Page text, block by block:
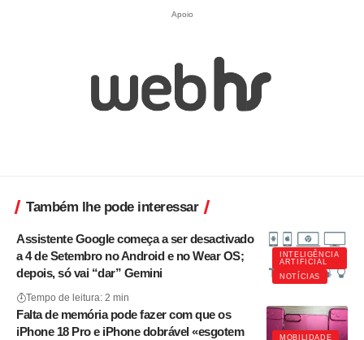
Apoio
Também lhe pode interessar
INTELIGÊNCIA
ARTIFICIAL
NOTÍCIAS
Assistente Google começa a ser desactivado
a 4 de Setembro no Android e no Wear OS;
depois, só vai “dar” Gemini
Tempo de leitura: 2 min
MOBILIDADE
Falta de memória pode fazer com que os
iPhone 18 Pro e iPhone dobrável «esgotem